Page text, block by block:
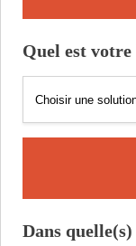
Quel est votre
Dans